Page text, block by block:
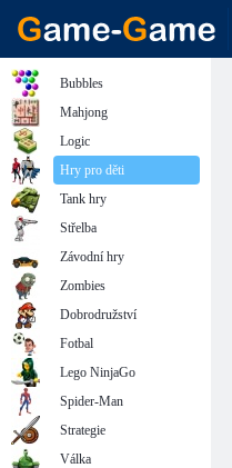
Bubbles
Mahjong
Logic
Hry pro děti
Tank hry
Střelba
Závodní hry
Zombies
Dobrodružství
Fotbal
Lego NinjaGo
Spider-Man
Strategie
Válka